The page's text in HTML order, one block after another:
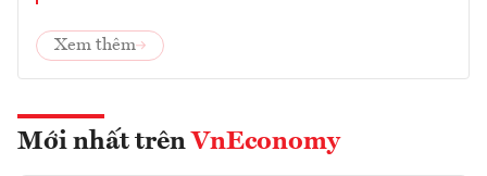
Xem thêm
Mới nhất trên VnEconomy